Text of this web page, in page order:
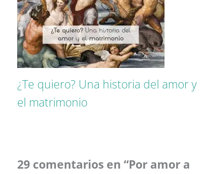
¿Te quiero? Una historia del amor y
el matrimonio
29 comentarios en “Por amor a